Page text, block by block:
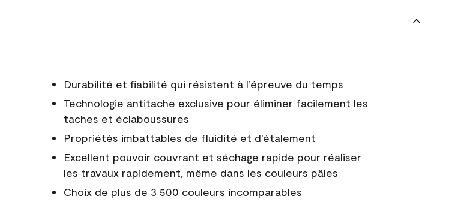
Durabilité et fiabilité qui résistent à l’épreuve du temps
Technologie antitache exclusive pour éliminer facilement les
taches et éclaboussures
Propriétés imbattables de fluidité et d’étalement
Excellent pouvoir couvrant et séchage rapide pour réaliser
les travaux rapidement, même dans les couleurs pâles
Choix de plus de 3 500 couleurs incomparables